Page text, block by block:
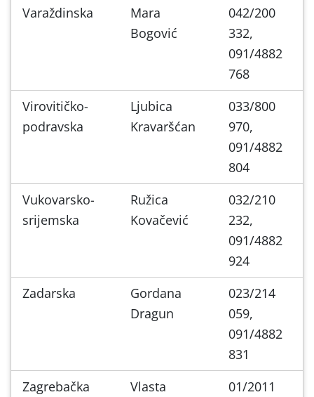
Varaždinska
Mara
Bogović
042/200
332,
091/4882
768
Virovitičko-
podravska
Ljubica
Kravaršćan
033/800
970,
091/4882
804
Vukovarsko-
srijemska
Ružica
Kovačević
032/210
232,
091/4882
924
Zadarska
Gordana
Dragun
023/214
059,
091/4882
831
Zagrebačka
Vlasta
01/2011